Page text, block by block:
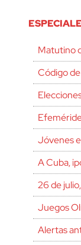
Matutino
Código
Jóvenes
A Cuba,
26 de
Juegos
Alertas